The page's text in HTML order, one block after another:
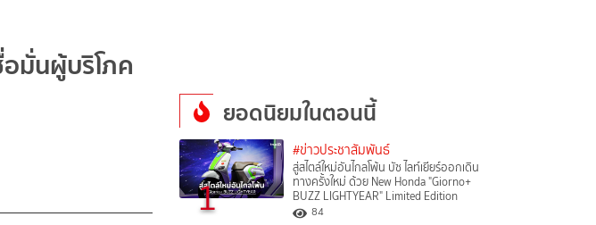
อมั่นผู้บริโภค
ยอดนิยมในตอนนี้
1
#ข่าวประชาสัมพันธ์
สู่สไตล์ใหม่อันไกลโพ้น บัซ ไลท์เยียร์ออกเดิน
ทางครั้งใหม่ ด้วย New Honda "Giorno+
BUZZ LIGHTYEAR" Limited Edition
84